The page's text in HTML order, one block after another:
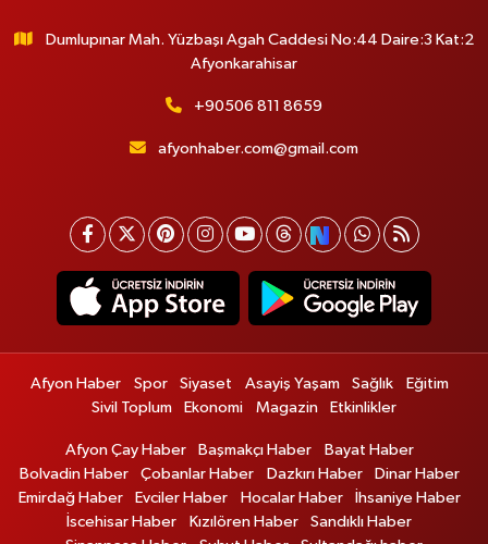
Dumlupınar Mah. Yüzbaşı Agah Caddesi No:44 Daire:3 Kat:2
Afyonkarahisar
+90506 811 8659
afyonhaber.com@gmail.com
Afyon Haber Spor Siyaset Asayiş Yaşam Sağlık
Eğitim
Sivil Toplum
Ekonomi Magazin Etkinlikler
Afyon Çay Haber Başmakçı Haber
Bayat Haber
Bolvadin Haber
Çobanlar Haber Dazkırı Haber
Dinar Haber
Emirdağ Haber
Evciler Haber Hocalar Haber
İhsaniye Haber
İscehisar Haber
Kızılören Haber
Sandıklı Haber